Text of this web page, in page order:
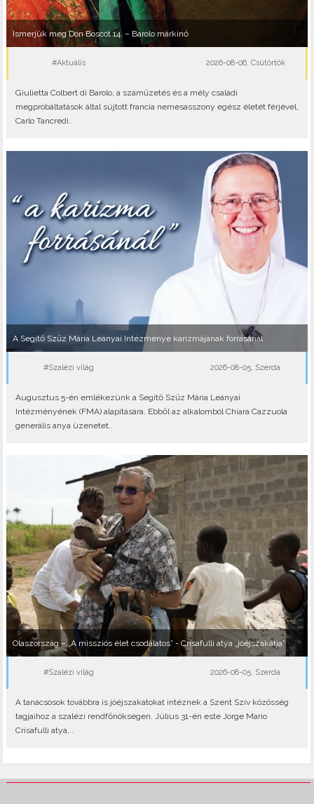
Ismerjük meg Don Boscót 14. – Barolo márkinő
#Aktuális 2026-08-06, Csütörtök
Giulietta Colbert di Barolo, a száműzetés és a mély családi
megpróbáltatások által sújtott francia nemesasszony egész életét férjével,
Carlo Tancredi..
A Segítő Szűz Mária Leányai Intézménye karizmájának forrásánál
#Szalézi világ 2026-08-05, Szerda
Augusztus 5-én emlékezünk a Segítő Szűz Mária Leányai
Intézményének (FMA) alapítására. Ebből az alkalomból Chiara Cazzuola
generális anya üzenetet..
Olaszország – „A missziós élet csodálatos” - Crisafulli atya „jóéjszakátja”
#Szalézi világ 2026-08-05, Szerda
A tanácsosok továbbra is jóéjszakátokat intéznek a Szent Szív közösség
tagjaihoz a szalézi rendfőnökségen. Július 31-én este Jorge Mario
Crisafulli atya,..